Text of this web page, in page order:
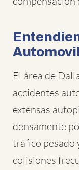
El área de
accidentes
extensas
densamente
tráfico pesado
colisiones